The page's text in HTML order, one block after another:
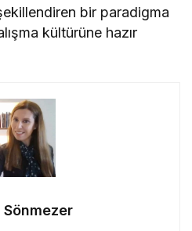
bir paradigma
kültürüne hazır
Sönmezer